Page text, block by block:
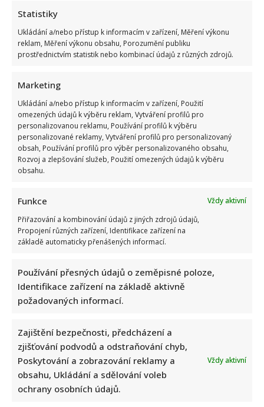
Statistiky
Ukládání a/nebo přístup k informacím v zařízení, Měření výkonu
reklam, Měření výkonu obsahu, Porozumění publiku
prostřednictvím statistik nebo kombinací údajů z různých zdrojů.
Marketing
Ukládání a/nebo přístup k informacím v zařízení, Použití
omezených údajů k výběru reklam, Vytváření profilů pro
personalizovanou reklamu, Používání profilů k výběru
personalizované reklamy, Vytváření profilů pro personalizovaný
obsah, Používání profilů pro výběr personalizovaného obsahu,
Rozvoj a zlepšování služeb, Použití omezených údajů k výběru
obsahu.
Funkce
Vždy aktivní
Přiřazování a kombinování údajů z jiných zdrojů údajů,
Propojení různých zařízení, Identifikace zařízení na
základě automaticky přenášených informací.
Používání přesných údajů o zeměpisné poloze,
Identifikace zařízení na základě aktivně
požadovaných informací.
Zajištění bezpečnosti, předcházení a
zjišťování podvodů a odstraňování chyb,
Poskytování a zobrazování reklamy a
obsahu, Ukládání a sdělování voleb
ochrany osobních údajů.
Vždy aktivní